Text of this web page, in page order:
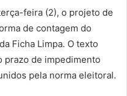
feira (2), o projeto de
de contagem do
Ficha Limpa. O texto
prazo de impedimento
pela norma eleitoral.